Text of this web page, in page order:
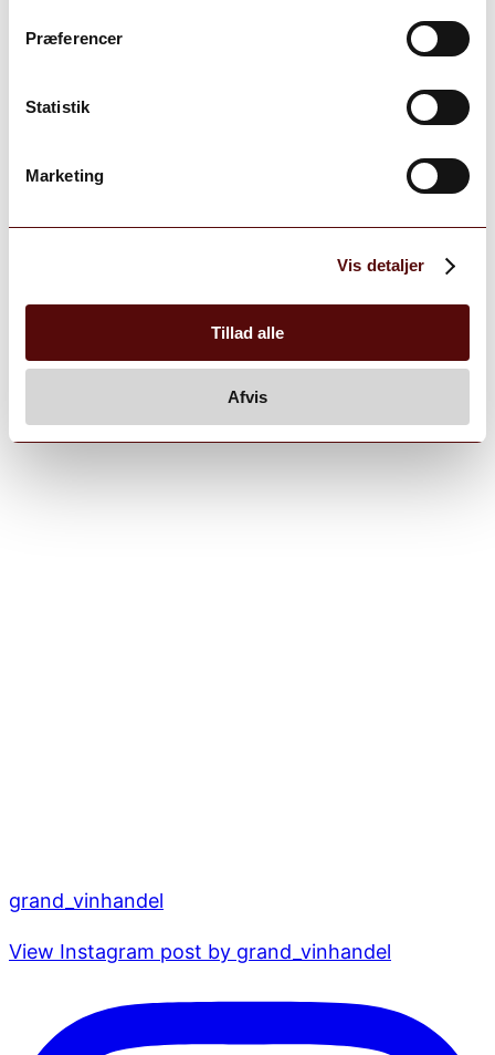
Præferencer
Statistik
Marketing
Vis detaljer
Tillad alle
Afvis
grand_vinhandel
View Instagram post by grand_vinhandel